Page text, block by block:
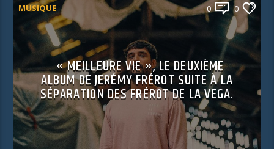
MUSIQUE 0 0
« MEILLEURE VIE », LE DEUXIÈME
ALBUM DE JERÉMY FRÉROT SUITE À LA
SÉPARATION DES FRÉROT DE LA VEGA.